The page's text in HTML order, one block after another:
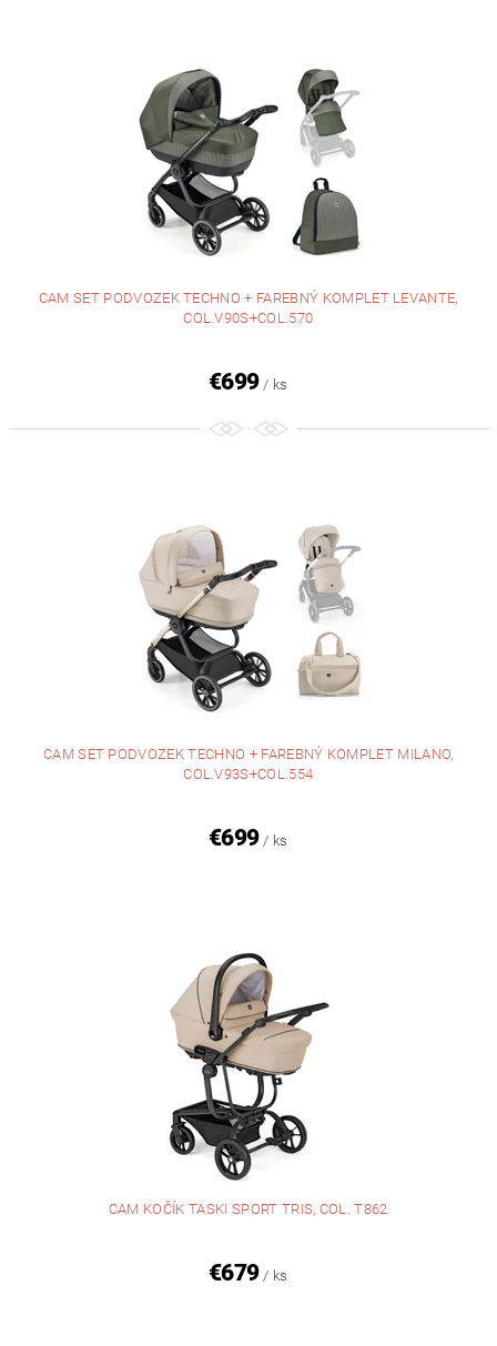
CAM SET PODVOZEK TECHNO + FAREBNÝ KOMPLET LEVANTE,
COL.V90S+COL.570
€699 / ks
CAM SET PODVOZEK TECHNO + FAREBNÝ KOMPLET MILANO,
COL.V93S+COL.554
€699 / ks
CAM KOČÍK TASKI SPORT TRIS, COL. T862
€679 / ks